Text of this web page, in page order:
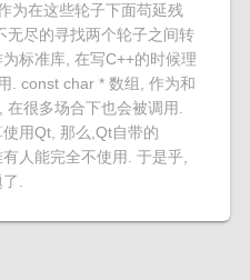
为在这些轮子下面苟延残
无尽的寻找两个轮子之间转
标准库, 在写C++的时候理
. const char * 数组, 作为和
很多场合下也会被调用.
用Qt, 那么,Qt自带的
人能完全不使用. 于是乎,
.